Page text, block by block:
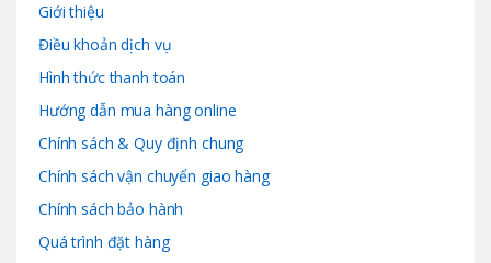
Giới thiệu
Điều khoản dịch vụ
Hình thức thanh toán
Hướng dẫn mua hàng online
Chính sách & Quy định chung
Chính sách vận chuyển giao hàng
Chính sách bảo hành
Quá trình đặt hàng